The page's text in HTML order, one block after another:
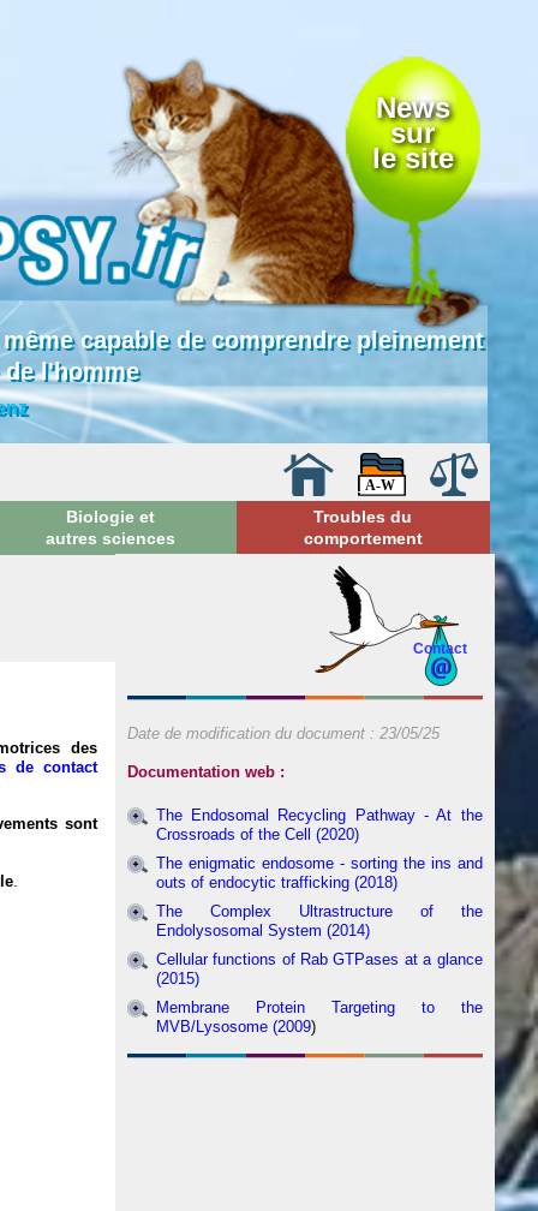
News
sur
le site
capable de comprendre pleinement
l'homme
Biologie et
autres sciences
Troubles du
comportement
des
de contact
sont
.
Contact
Date de modification du document : 23/05/25
Documentation web :
The Endosomal Recycling Pathway - At the
Crossroads of the Cell (2020)
The enigmatic endosome - sorting the ins and
outs of endocytic trafficking (2018)
The Complex Ultrastructure of the
Endolysosomal System (2014)
Cellular functions of Rab GTPases at a glance
(2015)
Membrane Protein Targeting to the
MVB/Lysosome (2009)